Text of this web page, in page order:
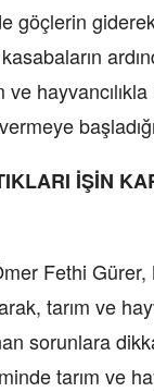
göçlerin giderek
ve
İŞİN
Fethi Gürer,
tarım ve
sorunlara
tarım ve